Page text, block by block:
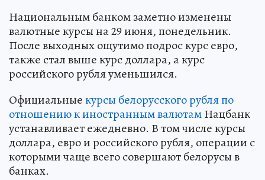
Национальным банком заметно изменены
валютные курсы на 29 июня, понедельник.
После выходных ощутимо подрос курс евро,
также стал выше курс доллара, а курс
российского рубля уменьшился.
Официальныекурсы белорусского рубля по
отношению к иностранным валютамНацбанк
устанавливает ежедневно. В том числе курсы
доллара, евро и российского рубля, операции с
которыми чаще всего совершают белорусы в
банках.